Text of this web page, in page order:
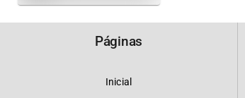
Páginas
Inicial